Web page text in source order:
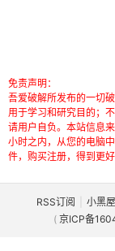
免责声明：
吾爱破解所发布的一切
用于学习和研究目的；
请用户自负。本站信息
小时之内，从您的电脑
件，购买注册，得到更
RSS订阅 小黑屋
( 京ICP备